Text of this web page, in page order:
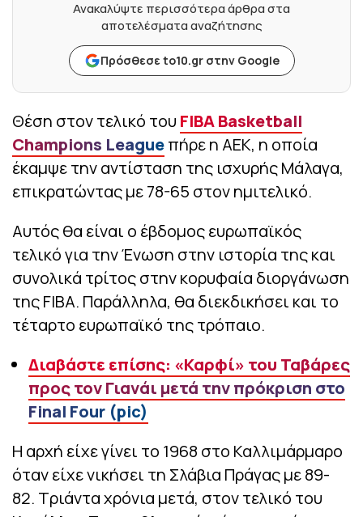
Ανακαλύψτε περισσότερα άρθρα στα
αποτελέσματα αναζήτησης
Πρόσθεσε to10.gr στην Google
Θέση στον τελικό του FIBA Basketball
Champions Leagueπήρε η ΑΕΚ, η οποία
έκαμψε την αντίσταση της ισχυρής Μάλαγα,
επικρατώντας με 78-65 στον ημιτελικό.
Αυτός θα είναι ο έβδομος ευρωπαϊκός
τελικό για την Ένωση στην ιστορία της και
συνολικά τρίτος στην κορυφαία διοργάνωση
της FIBA. Παράλληλα, θα διεκδικήσει και το
τέταρτο ευρωπαϊκό της τρόπαιο.
Διαβάστε επίσης: «Καρφί» του Ταβάρες
προς τον Γιανάι μετά την πρόκριση στο
Final Four (pic)
Η αρχή είχε γίνει το 1968 στο Καλλιμάρμαρο
όταν είχε νικήσει τη Σλάβια Πράγας με 89-
82. Τριάντα χρόνια μετά, στον τελικό του